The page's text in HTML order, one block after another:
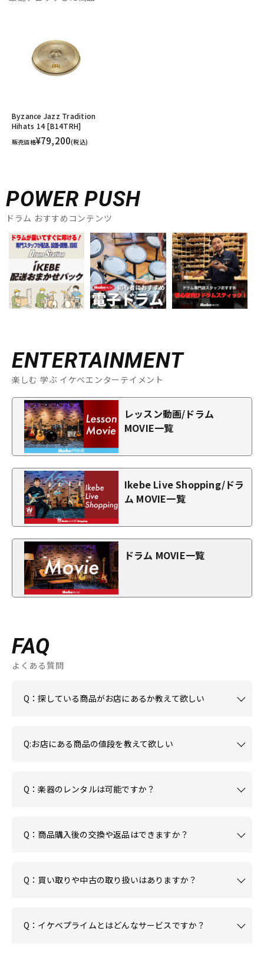
Byzance Jazz Tradition
Hihats 14 [B14TRH]
販売価格¥79,200(税込)
POWER PUSH
ドラム おすすめコンテンツ
ENTERTAINMENT
楽しむ 学ぶ イケベエンターテイメント
レッスン動画/ドラム
MOVIE一覧
Ikebe Live Shopping/ドラ
ム MOVIE一覧
ドラム MOVIE一覧
FAQ
よくある質問
Q：探している商品がお店にあるか教えて欲しい
Q:お店にある商品の値段を教えて欲しい
Q：楽器のレンタルは可能ですか？
Q：商品購入後の交換や返品はできますか？
Q：買い取りや中古の取り扱いはありますか？
Q：イケベプライムとはどんなサービスですか？